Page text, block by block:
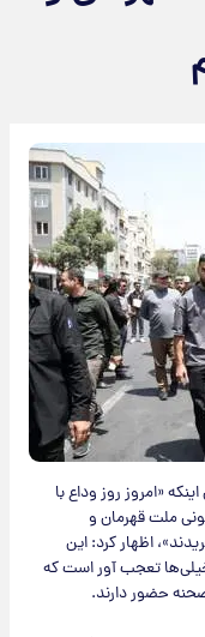
«امروز روز وداع با
ملت قهرمان و
اظهار کرد: این
تعجب آور است که
حضور دارند.